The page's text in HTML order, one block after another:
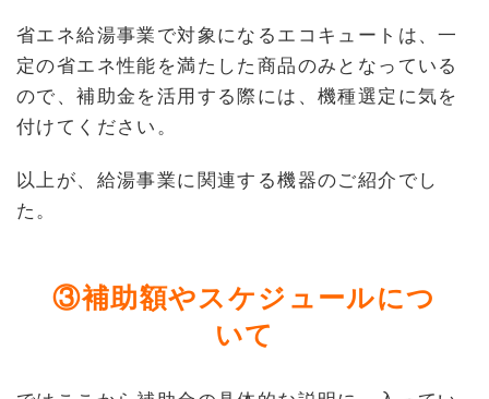
省エネ給湯事業で対象になるエコキュートは、一
定の省エネ性能を満たした商品のみとなっている
ので、補助金を活用する際には、機種選定に気を
付けてください。
以上が、給湯事業に関連する機器のご紹介でし
た。
③補助額やスケジュールにつ
いて